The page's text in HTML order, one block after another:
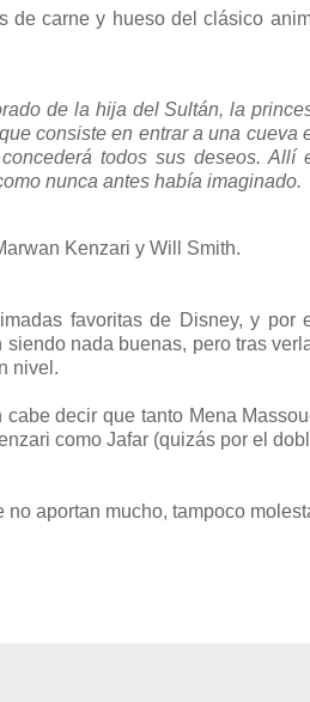
de carne y hueso del clásico
de la hija del Sultán, la
consiste en entrar a una cueva
todos sus deseos. Allí
nunca antes había imaginado.
Kenzari y Will Smith.
favoritas de Disney, y por
nada buenas, pero tras
nivel.
decir que tanto Mena
como Jafar (quizás por el
aportan mucho, tampoco